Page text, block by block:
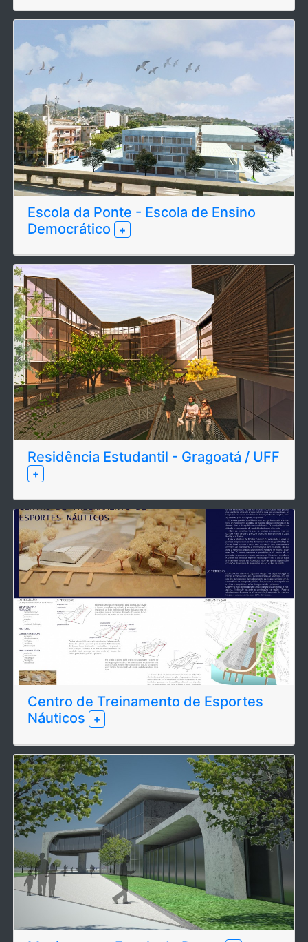
Escola da Ponte - Escola de Ensino
Democrático
+
Residência Estudantil - Gragoatá / UFF
+
Centro de Treinamento de Esportes
Náuticos
+